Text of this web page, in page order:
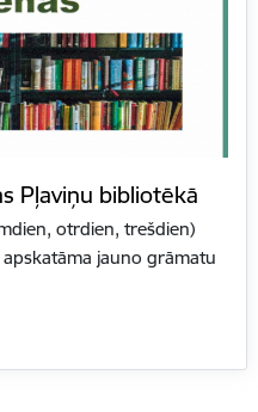
Pļaviņu bibliotēkā
otrdien, trešdien)
jauno grāmatu